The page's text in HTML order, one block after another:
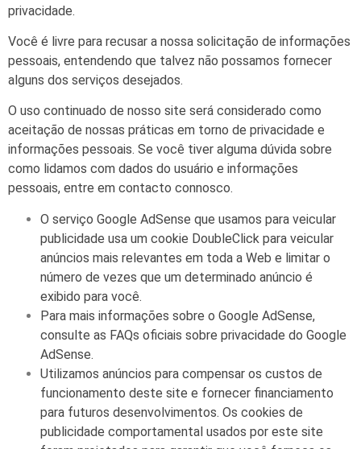
privacidade.
Você é livre para recusar a nossa solicitação de informações
pessoais, entendendo que talvez não possamos fornecer
alguns dos serviços desejados.
O uso continuado de nosso site será considerado como
aceitação de nossas práticas em torno de privacidade e
informações pessoais. Se você tiver alguma dúvida sobre
como lidamos com dados do usuário e informações
pessoais, entre em contacto connosco.
O serviço Google AdSense que usamos para veicular
publicidade usa um cookie DoubleClick para veicular
anúncios mais relevantes em toda a Web e limitar o
número de vezes que um determinado anúncio é
exibido para você.
Para mais informações sobre o Google AdSense,
consulte as FAQs oficiais sobre privacidade do Google
AdSense.
Utilizamos anúncios para compensar os custos de
funcionamento deste site e fornecer financiamento
para futuros desenvolvimentos. Os cookies de
publicidade comportamental usados ​​por este site